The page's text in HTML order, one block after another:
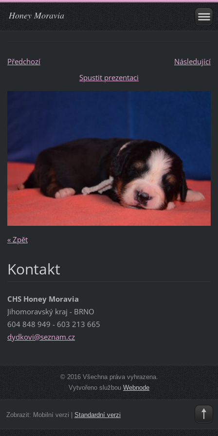
Honey Moravia
Předchozí
Následující
Spustit prezentaci
« Zpět
Kontakt
CHS Honey Moravia
Jihomoravský kraj - BRNO
604 848 949 - 603 213 665
dydkovi@seznam.cz
© 2016 Všechna práva vyhrazena.
Vytvořeno službou Webnode
Zobrazit: Mobilní verzi Standardní verzi